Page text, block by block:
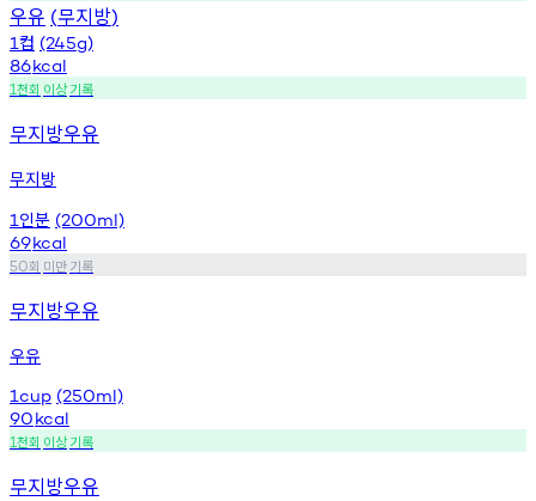
우유 (무지방)
1 컵 (245g)
86kcal
1천회 이상기록
무지방우유
무지방
1 인분 (200ml)
69kcal
50회 미만기록
무지방우유
우유
1cup (250ml)
90kcal
1천회 이상기록
무지방우유